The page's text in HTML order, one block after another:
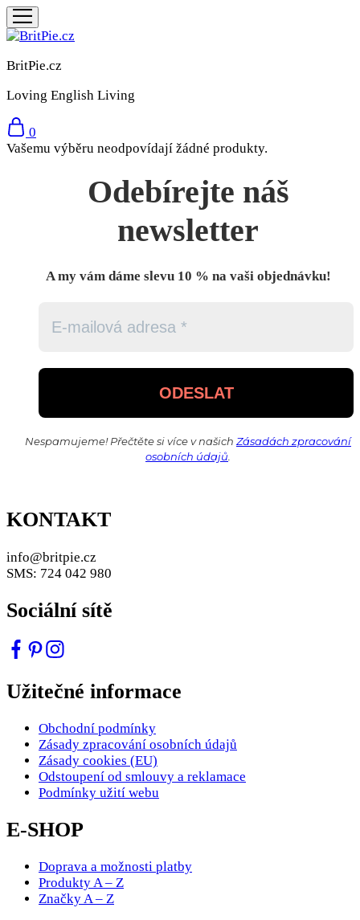
BritPie.cz
Loving English Living
0
Vašemu výběru neodpovídají žádné produkty.
Odebírejte náš
newsletter
A my vám dáme slevu 10 % na vaši objednávku!
Nespamujeme! Přečtěte si více v našich Zásadách zpracování
osobních údajů.
KONTAKT
info@britpie.cz
SMS: 724 042 980
Sociální sítě
Užitečné informace
Obchodní podmínky
Zásady zpracování osobních údajů
Zásady cookies (EU)
Odstoupení od smlouvy a reklamace
Podmínky užití webu
E-SHOP
Doprava a možnosti platby
Produkty A – Z
Značky A – Z